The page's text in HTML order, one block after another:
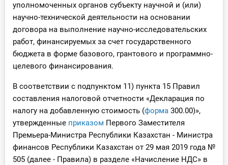
уполномоченных органов субъекту научной и (или)
научно-технической деятельности на основании
договора на выполнение научно-исследовательских
работ, финансируемых за счет государственного
бюджета в форме базового, грантового и программно-
целевого финансирования.
В соответствии с подпунктом 11) пункта 15 Правил
составления налоговой отчетности «Декларация по
налогу на добавленную стоимость (форма 300.00)»,
утвержденные приказом Первого Заместителя
Премьера-Министра Республики Казахстан - Министра
финансов Республики Казахстан от 29 мая 2019 года №
505 (далее - Правила) в разделе «Начисление НДС» в